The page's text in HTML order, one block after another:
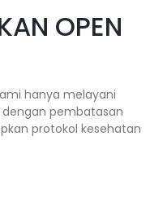
OPEN
hanya melayani
pembatasan
protokol kesehatan